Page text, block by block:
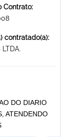
Contrato:
contratado(a):
DO DIARIO
ATENDENDO